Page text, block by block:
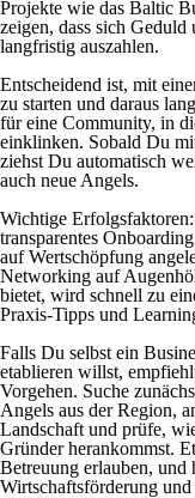
Projekte wie das Baltic
zeigen, dass sich
langfristig auszahlen.
Entscheidend ist, mit
zu starten und daraus
für eine Community, in
einklinken. Sobald Du
ziehst Du automatisch
auch neue Angels.
Wichtige
transparentes
auf Wertschöpfung
Networking auf
bietet, wird schnell zu
Praxis-Tipps und
Falls Du selbst ein
etablieren willst,
Vorgehen. Suche
Angels aus der Region,
Landschaft und prüfe,
Gründer herankommst.
Betreuung erlauben, und
Wirtschaftsförderung